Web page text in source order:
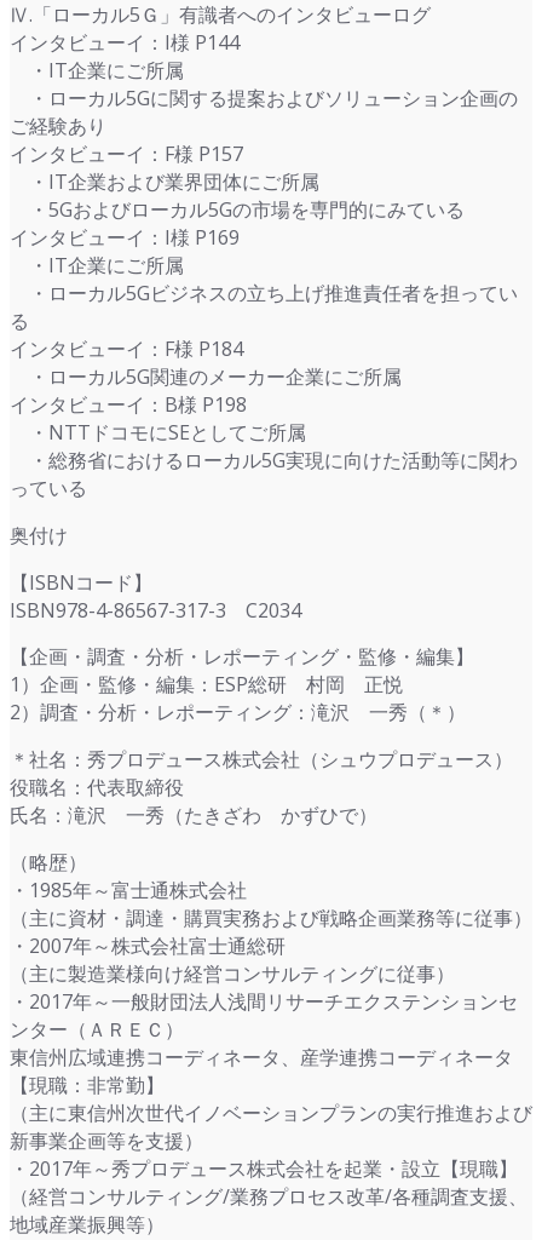
Ⅳ.「ローカル5Ｇ」有識者へのインタビューログ
インタビューイ：I様 P144
・IT企業にご所属
・ローカル5Gに関する提案およびソリューション企画の
ご経験あり
インタビューイ：F様 P157
・IT企業および業界団体にご所属
・5Gおよびローカル5Gの市場を専門的にみている
インタビューイ：I様 P169
・IT企業にご所属
・ローカル5Gビジネスの立ち上げ推進責任者を担ってい
る
インタビューイ：F様 P184
・ローカル5G関連のメーカー企業にご所属
インタビューイ：B様 P198
・NTTドコモにSEとしてご所属
・総務省におけるローカル5G実現に向けた活動等に関わ
っている
奥付け
【ISBNコード】
ISBN978-4-86567-317-3 C2034
【企画・調査・分析・レポーティング・監修・編集】
1）企画・監修・編集：ESP総研 村岡 正悦
2）調査・分析・レポーティング：滝沢 一秀（＊）
＊社名：秀プロデュース株式会社（シュウプロデュース）
役職名：代表取締役
氏名：滝沢 一秀（たきざわ かずひで）
（略歴）
・1985年～富士通株式会社
（主に資材・調達・購買実務および戦略企画業務等に従事）
・2007年～株式会社富士通総研
（主に製造業様向け経営コンサルティングに従事）
・2017年～一般財団法人浅間リサーチエクステンションセ
ンター（ＡＲＥＣ）
東信州広域連携コーディネータ、産学連携コーディネータ
【現職：非常勤】
（主に東信州次世代イノベーションプランの実行推進および
新事業企画等を支援）
・2017年～秀プロデュース株式会社を起業・設立【現職】
（経営コンサルティング/業務プロセス改革/各種調査支援、
地域産業振興等）